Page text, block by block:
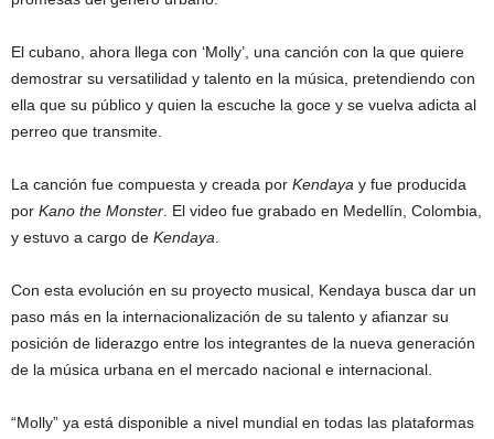
El cubano, ahora llega con ‘Molly’, una canción con la que quiere
demostrar su versatilidad y talento en la música, pretendiendo con
ella que su público y quien la escuche la goce y se vuelva adicta al
perreo que transmite.
La canción fue compuesta y creada por Kendaya y fue producida
por Kano the Monster. El video fue grabado en Medellín, Colombia,
y estuvo a cargo de Kendaya.
Con esta evolución en su proyecto musical, Kendaya busca dar un
paso más en la internacionalización de su talento y afianzar su
posición de liderazgo entre los integrantes de la nueva generación
de la música urbana en el mercado nacional e internacional.
“Molly” ya está disponible a nivel mundial en todas las plataformas